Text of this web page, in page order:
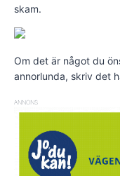
skam.
Om det är något du
annorlunda, skriv det
ANNONS